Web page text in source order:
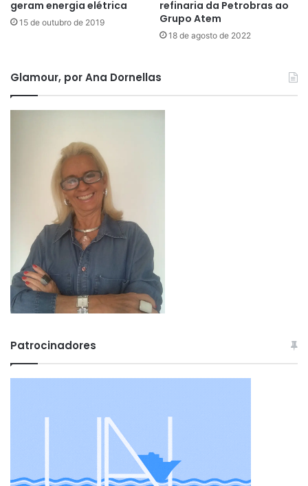
geram energia elétrica
15 de outubro de 2019
refinaria da Petrobras ao
Grupo Atem
18 de agosto de 2022
Glamour, por Ana Dornellas
Patrocinadores